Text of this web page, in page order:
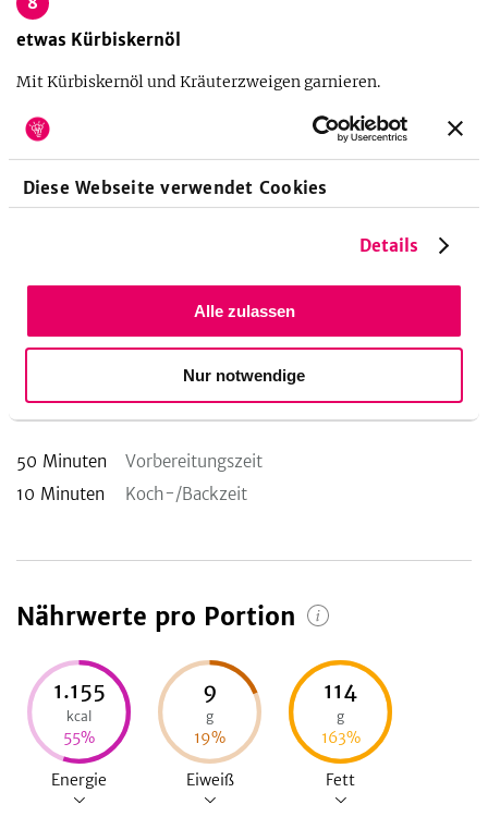
Diese Webseite verwendet Cookies
Details
Alle zulassen
Nur notwendige
etwas Kürbiskernöl
Mit Kürbiskernöl und Kräuterzweigen garnieren.
Küchengeräte
Zubereitungsdauer
50 Minuten
Vorbereitungszeit
10 Minuten Koch-/Backzeit
Nährwerte pro Portion
1.155
kcal
55%
Energie
9
g
19%
Eiweiß
114
g
163%
Fett